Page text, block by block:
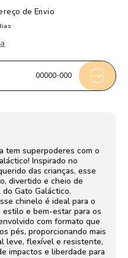
de Envio
00000-000
tem superpoderes com o
Inspirado no
das crianças, esse
divertido e cheio de
Gato Galáctico.
chinelo é ideal para o
e bem-estar para os
com formato que
pés, proporcionando mais
leve, flexível e resistente,
impactos e liberdade para